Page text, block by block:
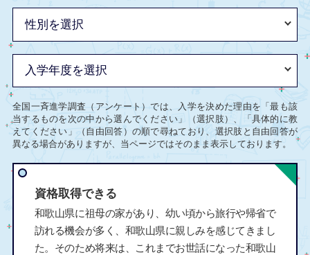
全国一斉進学調査（アンケート）では、入学を決めた理由を「最も該
当するものを次の中から選んでください」（選択肢）、「具体的に教
えてください」（自由回答）の順で尋ねており、選択肢と自由回答が
異なる場合がありますが、当ページではそのまま表示しております。
資格取得できる
和歌山県に祖母の家があり、幼い頃から旅行や帰省で
訪れる機会が多く、和歌山県に親しみを感じてきまし
た。そのため将来は、これまでお世話になった和歌山